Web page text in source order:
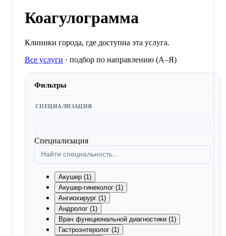
Коагулограмма
Клиники города, где доступна эта услуга.
Все услуги · подбор по направлению (A–Я)
Фильтры
СПЕЦИАЛИЗАЦИЯ
Специализация
Акушер (1)
Акушер-гинеколог (1)
Ангиохирург (1)
Андролог (1)
Врач функциональной диагностики (1)
Гастроэнтеролог (1)